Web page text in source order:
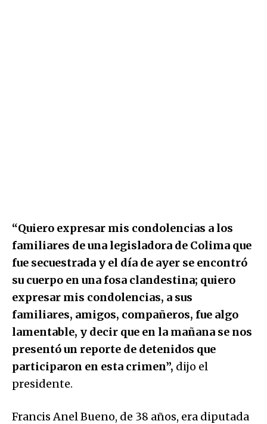
“Quiero expresar mis condolencias a los
familiares de una legisladora de Colima que
fue secuestrada y el día de ayer se encontró
su cuerpo en una fosa clandestina; quiero
expresar mis condolencias, a sus
familiares, amigos, compañeros, fue algo
lamentable, y decir que en la mañana se nos
presentó un reporte de detenidos que
participaron en esta crimen”, dijo el
presidente.
Francis Anel Bueno, de 38 años, era diputada